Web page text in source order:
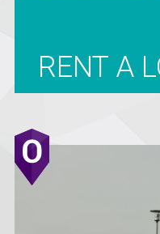
RENT A